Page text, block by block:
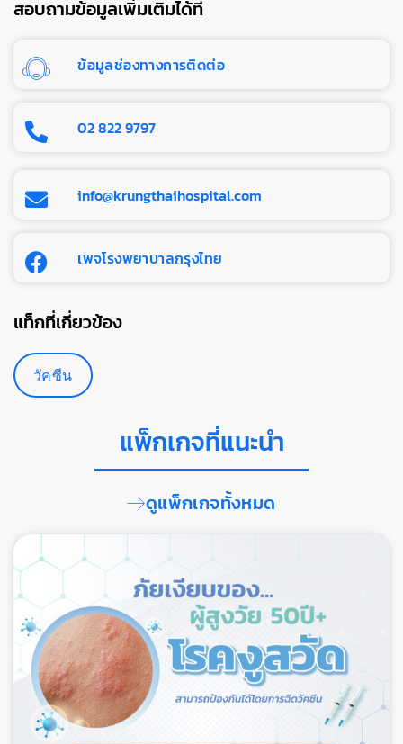
สอบถามข้อมูลเพิ่มเติมได้ที่
ข้อมูลช่องทางการติดต่อ
02 822 9797
info@krungthaihospital.com
เพจโรงพยาบาลกรุงไทย
แท็กที่เกี่ยวข้อง
วัคซีน
แพ็กเกจที่แนะนำ
ดูแพ็กเกจทั้งหมด